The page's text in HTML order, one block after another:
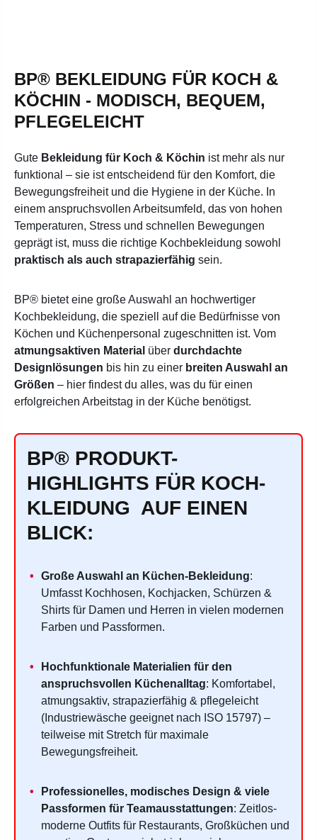
BP® BEKLEIDUNG FÜR KOCH &
KÖCHIN - MODISCH, BEQUEM,
PFLEGELEICHT
Gute Bekleidung für Koch & Köchin ist mehr als nur
funktional – sie ist entscheidend für den Komfort, die
Bewegungsfreiheit und die Hygiene in der Küche. In
einem anspruchsvollen Arbeitsumfeld, das von hohen
Temperaturen, Stress und schnellen Bewegungen
geprägt ist, muss die richtige Kochbekleidung sowohl
praktisch als auch strapazierfähig sein.
BP® bietet eine große Auswahl an hochwertiger
Kochbekleidung, die speziell auf die Bedürfnisse von
Köchen und Küchenpersonal zugeschnitten ist. Vom
atmungsaktiven Material über durchdachte
Designlösungen bis hin zu einer breiten Auswahl an
Größen – hier findest du alles, was du für einen
erfolgreichen Arbeitstag in der Küche benötigst.
BP® PRODUKT-
HIGHLIGHTS FÜR KOCH-
KLEIDUNG AUF EINEN
BLICK:
Große Auswahl an Küchen-Bekleidung:
Umfasst Kochhosen, Kochjacken, Schürzen &
Shirts für Damen und Herren in vielen modernen
Farben und Passformen.
Hochfunktionale Materialien für den
anspruchsvollen Küchenalltag: Komfortabel,
atmungsaktiv, strapazierfähig & pflegeleicht
(Industriewäsche geeignet nach ISO 15797) –
teilweise mit Stretch für maximale
Bewegungsfreiheit.
Professionelles, modisches Design & viele
Passformen für Teamausstattungen: Zeitlos-
moderne Outfits für Restaurants, Großküchen und